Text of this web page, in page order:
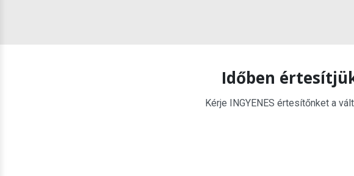
Időben
Kérje INGYENES értesítőnket a